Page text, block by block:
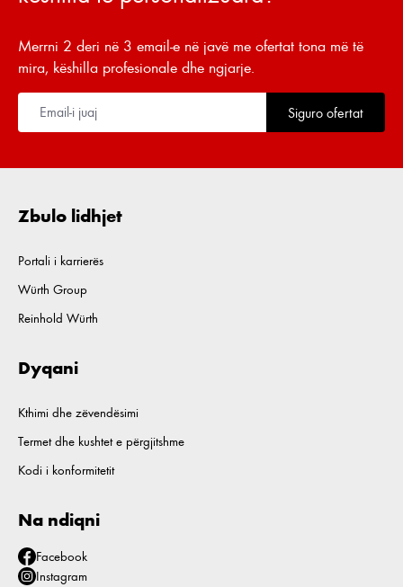
Merrni 2 deri në 3 email-e në javë me ofertat tona më të
mira, këshilla profesionale dhe ngjarje.
Siguro ofertat
Zbulo lidhjet
Portali i karrierës
Würth Group
Reinhold Würth
Dyqani
Kthimi dhe zëvendësimi
Termet dhe kushtet e përgjitshme
Kodi i konformitetit
Na ndiqni
Facebook
Instagram